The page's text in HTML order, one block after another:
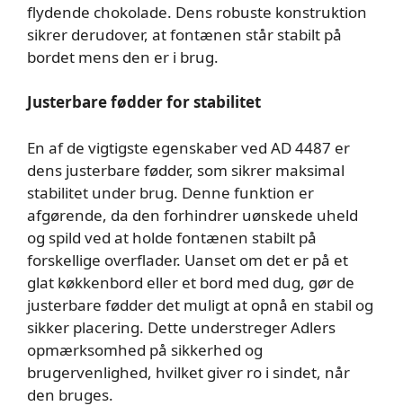
flydende chokolade. Dens robuste konstruktion
sikrer derudover, at fontænen står stabilt på
bordet mens den er i brug.
Justerbare fødder for stabilitet
En af de vigtigste egenskaber ved AD 4487 er
dens justerbare fødder, som sikrer maksimal
stabilitet under brug. Denne funktion er
afgørende, da den forhindrer uønskede uheld
og spild ved at holde fontænen stabilt på
forskellige overflader. Uanset om det er på et
glat køkkenbord eller et bord med dug, gør de
justerbare fødder det muligt at opnå en stabil og
sikker placering. Dette understreger Adlers
opmærksomhed på sikkerhed og
brugervenlighed, hvilket giver ro i sindet, når
den bruges.